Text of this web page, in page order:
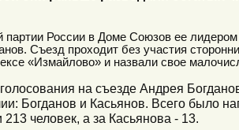
партии России в Доме Союзов ее
Съезд проходит без участия
«Измайлово» и назвали свое
на съезде Андрея
Богданов и Касьянов. Всего было
человек, а за Касьянова - 13.